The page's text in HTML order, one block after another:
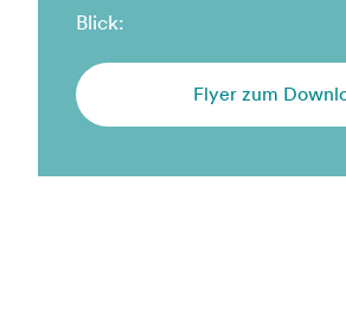
Blick:
Flyer zum